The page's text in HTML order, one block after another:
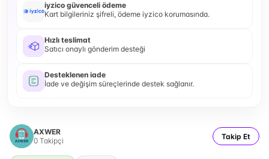
iyzico güvenceli ödeme
Kart bilgileriniz şifreli, ödeme iyzico korumasında.
Hızlı teslimat
Satıcı onaylı gönderim desteği
Desteklenen iade
İade ve değişim süreçlerinde destek sağlanır.
AXWER
0 Takipçi Takip Et